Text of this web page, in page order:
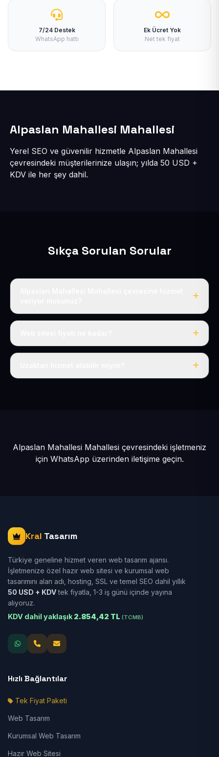
7/24 Destek
WhatsApp hattı
Ek Ücret Yok
Net tek fiyat
Alpaslan Mahallesi Mahallesi
Yerel SEO ve güvenilir hizmetle Alpaslan Mahallesi
çevresindeki müşterilerinize ulaşın; yılda 50 USD +
KDV ile her şey dahil.
Sıkça Sorulan Sorular
Evet, Alpaslan Mahallesi dahil tüm Kılıçaslan ve
Tek fiyat: yılda 50 USD + KDV, her şey dahil.
Alpaslan Mahallesi Mahallesi çevresindeki işletmeniz
için WhatsApp üzerinden iletişime geçin.
Kral Tasarım
Türkiye geneline hizmet veren web tasarım ajansı.
İşletmenize özel hazır web sitesi ve kurumsal web
tasarımını alan adı, hosting, SSL ve temel SEO dahil yıllık
50 USD + KDVtek fiyatla, 1-3 iş günü içinde yayına
alıyoruz.
KDV dahil yaklaşık 2.854,42 TL (TCMB)
Hızlı Bağlantılar
Tek Fiyat Paketi
Web Tasarım
Kurumsal Web Tasarım
Hazır Web Sitesi